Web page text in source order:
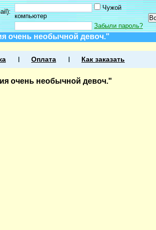
Чужой
компьютер
Забыли пароль?
очень необычной девоч."
Оплата Как заказать
очень необычной девоч."